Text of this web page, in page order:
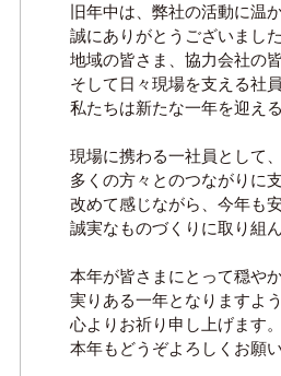
旧年中は、弊社の活動に温
誠にありがとうございまし
地域の皆さま、協力会社の
そして日々現場を支える社
私たちは新たな一年を迎え
現場に携わる一社員として
多くの方々とのつながりに
改めて感じながら、今年も
誠実なものづくりに取り組
本年が皆さまにとって穏や
実りある一年となりますよ
心よりお祈り申し上げます
本年もどうぞよろしくお願